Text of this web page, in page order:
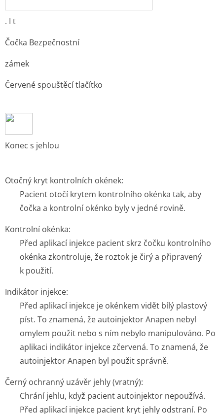
. I t
Čočka Bezpečnostní
zámek
Červené spouštěcí tlačítko
Konec s jehlou
Otočný kryt kontrolních okének:
Pacient otočí krytem kontrolního okénka tak, aby
čočka a kontrolní okénko byly v jedné rovině.
Kontrolní okénka:
Před aplikací injekce pacient skrz čočku kontrolního
okénka zkontroluje, že roztok je čirý a připravený
k použití.
Indikátor injekce:
Před aplikací injekce je okénkem vidět bílý plastový
píst. To znamená, že autoinjektor Anapen nebyl
omylem použit nebo s ním nebylo manipulováno. Po
aplikaci indikátor injekce zčervená. To znamená, že
autoinjektor Anapen byl použit správně.
Černý ochranný uzávěr jehly (vratný):
Chrání jehlu, když pacient autoinjektor nepoužívá.
Před aplikací injekce pacient kryt jehly odstraní. Po